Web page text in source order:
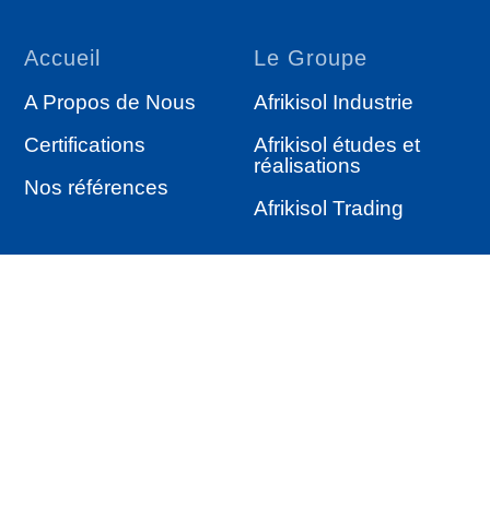
Accueil
A Propos de Nous
Certifications
Nos références
Le Groupe
Afrikisol Industrie
Afrikisol études et
réalisations
Afrikisol Trading